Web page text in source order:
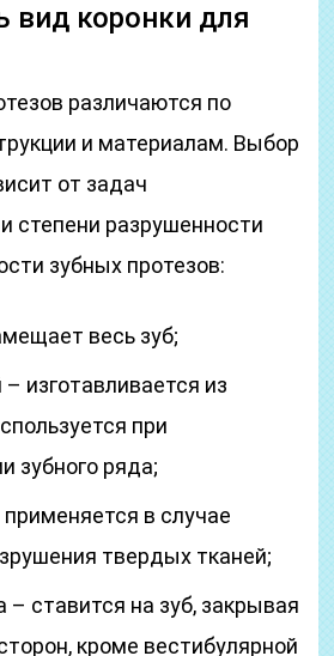
вид коронки для
различаются по
и материалам. Выбор
от задач
степени разрушенности
зубных протезов:
весь зуб;
изготавливается из
при
зубного ряда;
применяется в случае
твердых тканей;
– ставится на зуб, закрывая
кроме вестибулярной